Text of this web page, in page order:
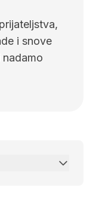
i snove